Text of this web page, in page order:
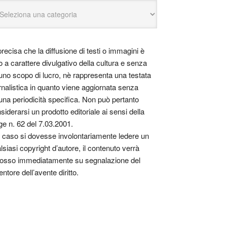
che la diffusione di testi o immagini è
a carattere divulgativo della cultura e senza
scopo di lucro, nè rappresenta una testata
in quanto viene aggiornata senza
periodicità specifica. Non può pertanto
un prodotto editoriale ai sensi della
n. 62 del 7.03.2001.
caso si dovesse involontariamente ledere un
copyright d’autore, il contenuto verrà
immediatamente su segnalazione del
dell’avente diritto.